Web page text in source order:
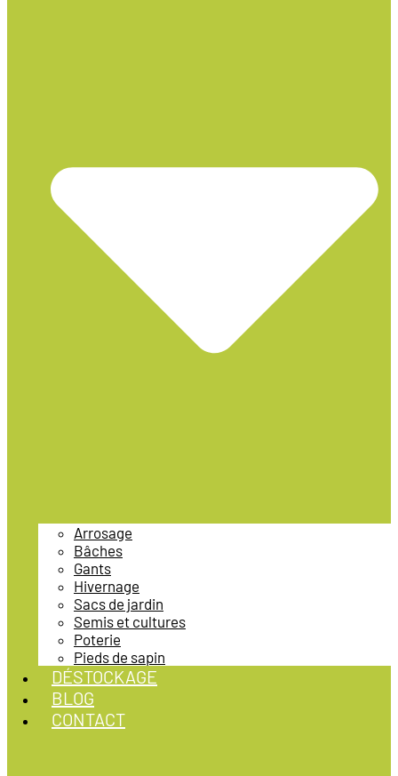
Arrosage
Bâches
Gants
Hivernage
Sacs de jardin
Semis et cultures
Poterie
Pieds de sapin
DÉSTOCKAGE
BLOG
CONTACT